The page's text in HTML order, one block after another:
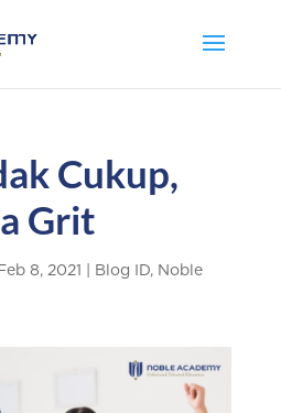
Cukup,
Grit
Feb 8, 2021 Blog ID, Noble